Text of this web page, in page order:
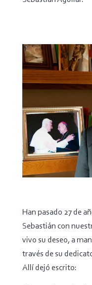
Han pasado 27 de
Sebastián con
vivo su deseo, a
través de su
Allí dejó escrito: